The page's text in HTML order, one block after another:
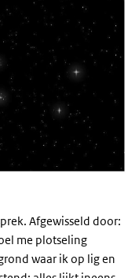
Afgewisseld door:
me plotseling
waar ik op lig en